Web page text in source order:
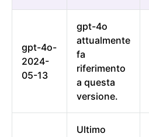
gpt-4o-
2024-
05-13
gpt-4o
attualmente
fa
riferimento
a questa
versione.
Ultimo